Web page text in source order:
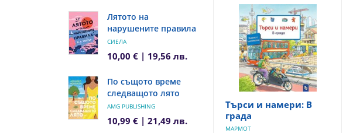
Лятото на
нарушените правила
СИЕЛА
10,00 € | 19,56 лв.
По същото време
следващото лято
AMG PUBLISHING
10,99 € | 21,49 лв.
Търси и намери: В
града
МАРМОТ